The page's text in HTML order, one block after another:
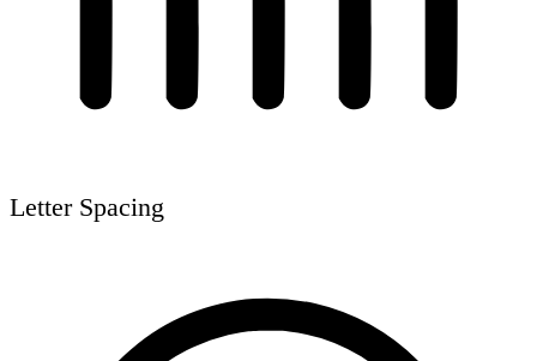
Letter Spacing